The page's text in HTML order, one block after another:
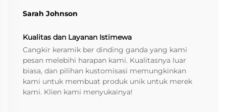
Sarah Johnson
Kualitas dan Layanan Istimewa
Cangkir keramik ber dinding ganda yang kami
pesan melebihi harapan kami. Kualitasnya luar
biasa, dan pilihan kustomisasi memungkinkan
kami untuk membuat produk unik untuk merek
kami. Klien kami menyukainya!